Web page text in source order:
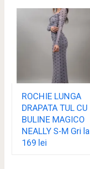
ROCHIE LUNGA
DRAPATA TUL CU
BULINE MAGICO
NEALLY S-M Gri la
169 lei